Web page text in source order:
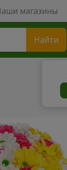
магазины
Найти